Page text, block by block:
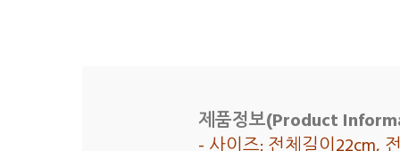
제품정보(Product